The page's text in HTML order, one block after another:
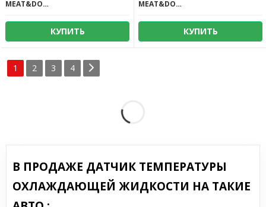
MEAT&DORIA
КУПИТЬ
MEAT&DORIA
КУПИТЬ
1 2 3 4
В ПРОДАЖЕ ДАТЧИК ТЕМПЕРАТУРЫ
ОХЛАЖДАЮЩЕЙ ЖИДКОСТИ НА ТАКИЕ